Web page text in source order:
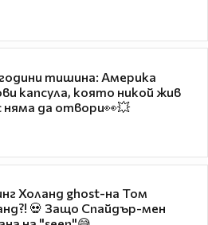
тишина: Америка
капсула, която никой жив
няма да отвори👀💥
Холанд ghost-на Том
💀 Защо Спайдър-мен